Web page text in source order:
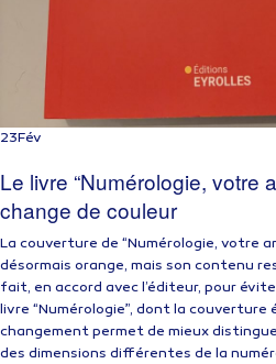
23Fév
Le livre “Numérologie, votre
change de couleur
La couverture de “Numérologie, votre
désormais orange, mais son contenu
fait, en accord avec l’éditeur, pour
livre “Numérologie”, dont la
changement permet de mieux
des dimensions différentes de la